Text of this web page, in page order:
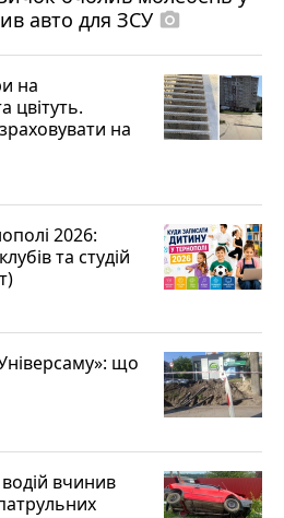
авто для ЗСУ photo_camera
на
цвітуть.
на
2026:
та студій
що
вчинив